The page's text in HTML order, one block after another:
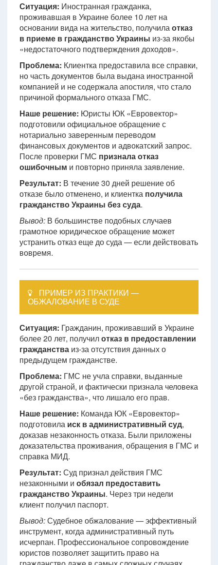
Ситуация: Иностранная гражданка,
проживавшая в Украине более 10 лет на
основании вида на жительство, получилаотказ
в приеме в гражданство Украины из-за якобы
«недостаточного подтверждения доходов».
Проблема: Клиентка предоставила все справки,
но часть документов была выдана иностранной
компанией и не содержала апостиля, что стало
причиной формального отказа ГМС.
Наше решение: Юристы ЮК «Евровектор»
подготовили официальное обращение с
нотариально заверенным переводом
финансовых документов и адвокатский запрос.
После проверки ГМС признала отказ
ошибочным и повторно приняла заявление.
Результат: В течение 30 дней решение об
отказе было отменено, и клиентка получила
гражданство Украины без суда.
Вывод: В большинстве подобных случаев
грамотное юридическое обращение может
устранить отказ еще до суда — если действовать
вовремя.
ПРИМЕР ИЗ ПРАКТИКИ —
ОБЖАЛОВАНИЕ В СУДЕ
Ситуация: Гражданин, проживавший в Украине
более 20 лет, получилотказ в предоставлении
гражданства из-за отсутствия данных о
предыдущем гражданстве.
Проблема: ГМС не учла справки, выданные
другой страной, и фактически признала человека
«без гражданства», что лишало его прав.
Наше решение: Команда ЮК «Евровектор»
подготовила иск в административный суд,
доказав незаконность отказа. Были приложены
доказательства проживания, обращения в ГМС и
справка МИД.
Результат: Суд признал действия ГМС
незаконными и обязал предоставить
гражданство Украины. Через три недели
клиент получил паспорт.
Вывод:Судебное обжалование — эффективный
инструмент, когда административный путь
исчерпан. Профессиональное сопровождение
юристов позволяет защитить право на